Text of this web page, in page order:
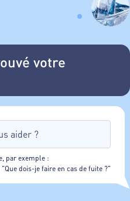
votre
par exemple :
dois-je faire en cas de fuite ?"